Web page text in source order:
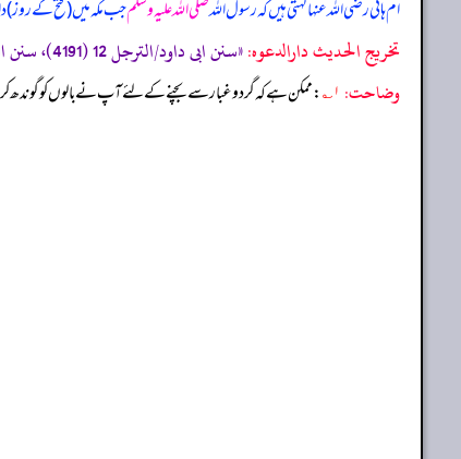
ام ہانی رضی اللہ عنہا کہتی ہیں کہرسول اللہصلی اللہ علیہ وسلمجب مکہ میں (فتح کے
تخریج الحدیث دارالدعوہ:«سنن ابی داود/الترجل 12 (4191)، سنن الترمذی/اللباس 39 (1781)، (تحفة الأشراف: 18011)، وقد أخرجہ: مسند احمد (6/341، 425) (صحیح)»
وضاحت: ۱؎ : ممکن ہے کہ گرد و غبار سے بچنے کے لئے آپ نے بالوں کو گوندھ